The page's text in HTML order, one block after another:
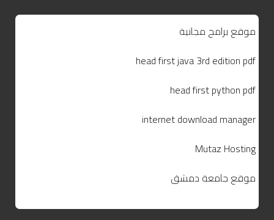
موقع برامج مجانية
head first java 3rd edition pdf
head first python pdf
internet download manager
Mutaz Hosting
موقع جامعة دمشق